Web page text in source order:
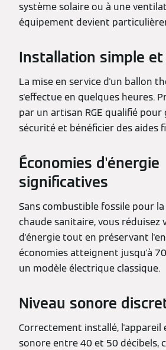
système solaire ou à une
équipement devient
Installation simple et
La mise en service d'un ballon
s'effectue en quelques heures.
par un artisan RGE qualifié
sécurité et bénéficier des aides
Économies d'énergie
significatives
Sans combustible fossile pour
chaude sanitaire, vous réduisez
d'énergie tout en préservant
économies atteignent jusqu'à
un modèle électrique classique.
Niveau sonore
Correctement installé, l'appareil
sonore entre 40 et 50 décibels,